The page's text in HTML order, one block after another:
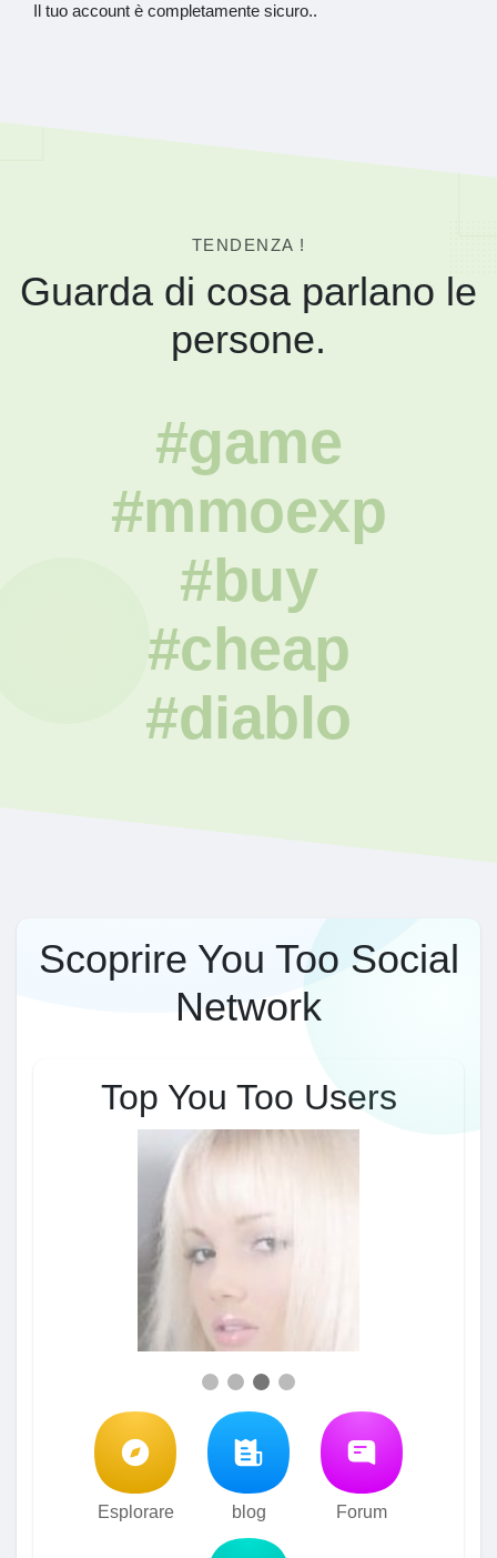
Il tuo account è completamente sicuro..
TENDENZA !
Guarda di cosa parlano le
persone.
#game
#mmoexp
#buy
#cheap
#diablo
Scoprire You Too Social
Network
Top You Too Users
Esplorare blog Forum